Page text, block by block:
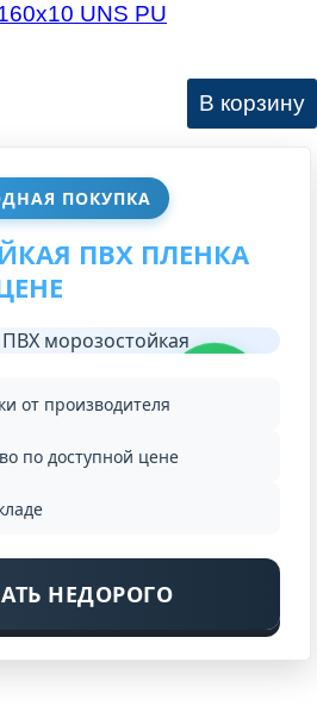
ПОКУПКА
ПВХ ПЛЕНКА
от производителя
по доступной цене
НЕДОРОГО
UNS PU
В корзину